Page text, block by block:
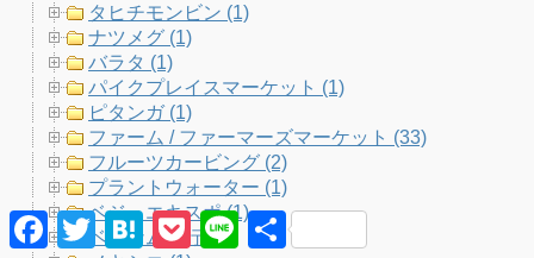
n
タヒチモンビン (1)
ナツメグ (1)
バラタ (1)
パイクプレイスマーケット (1)
ピタンガ (1)
ファーム / ファーマーズマーケット (33)
フルーツカービング (2)
プラントウォーター (1)
ベジ・エキスポ (1)
ベトナム旅行 (8)
F
a
T
w
H
a
P
o
L
共
有